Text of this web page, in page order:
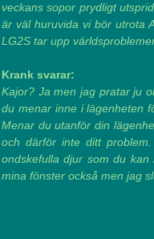
veckans sopor prydligt
är väl huruvida vi bör utrota
LG2S tar upp
Krank svarar:
Kajor? Ja men jag pratar ju
du menar inne i lägenheten
Menar du utanför din
och därför inte ditt
ondskefulla djur som du
mina fönster också men jag